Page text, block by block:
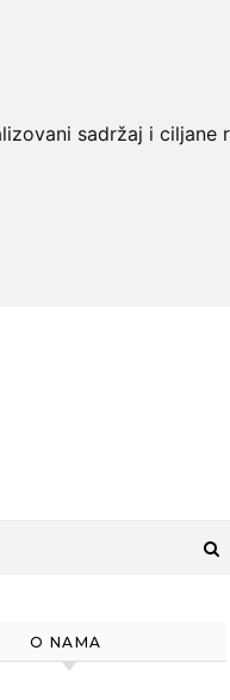
sadržaj i ciljane
O NAMA